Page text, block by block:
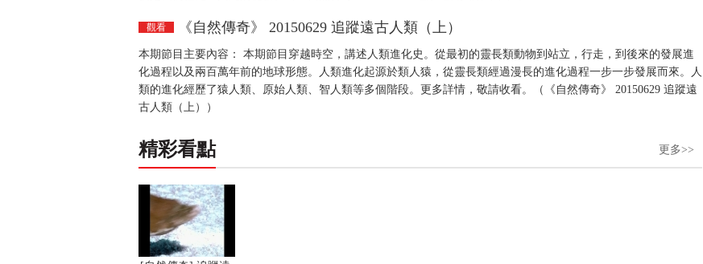
觀看 《自然傳奇》 20150629 追蹤遠古人類（上）
本期節目主要內容： 本期節目穿越時空，講述人類進化史。從最初的靈長類動物到站立，行走，到後來的發展進
化過程以及兩百萬年前的地球形態。人類進化起源於類人猿，從靈長類經過漫長的進化過程一步一步發展而來。人
類的進化經歷了猿人類、原始人類、智人類等多個階段。更多詳情，敬請收看。（《自然傳奇》 20150629 追蹤遠
古人類（上））
精彩看點 更多>>